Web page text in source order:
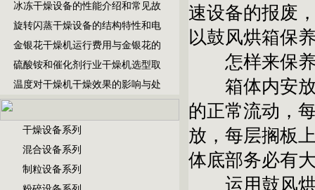
冰冻干燥设备的性能介绍和常见故
旋转闪蒸干燥设备的结构特性和电
金银花干燥机运行费用与金银花的
硫酸铵和催化剂行业干燥机选型取
温度对干燥机干燥效果的影响与处
干燥设备系列
混合设备系列
制粒设备系列
速设备的报废
以鼓风烘箱保
怎样来保养
箱体内安放
的正常流动，
放，每层搁板
体底部务必有
运用鼓风烘